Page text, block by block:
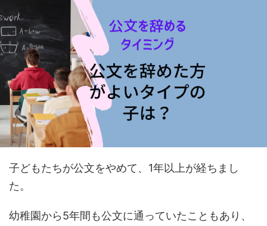
子どもたちが公文をやめて、1年以上が経ちまし
た。
幼稚園から5年間も公文に通っていたこともあり、